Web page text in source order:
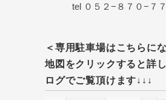
tel ０５２−８７０−７７
＜専用駐車場はこちらに
地図をクリックすると詳
ログでご覧頂けます↓↓↓